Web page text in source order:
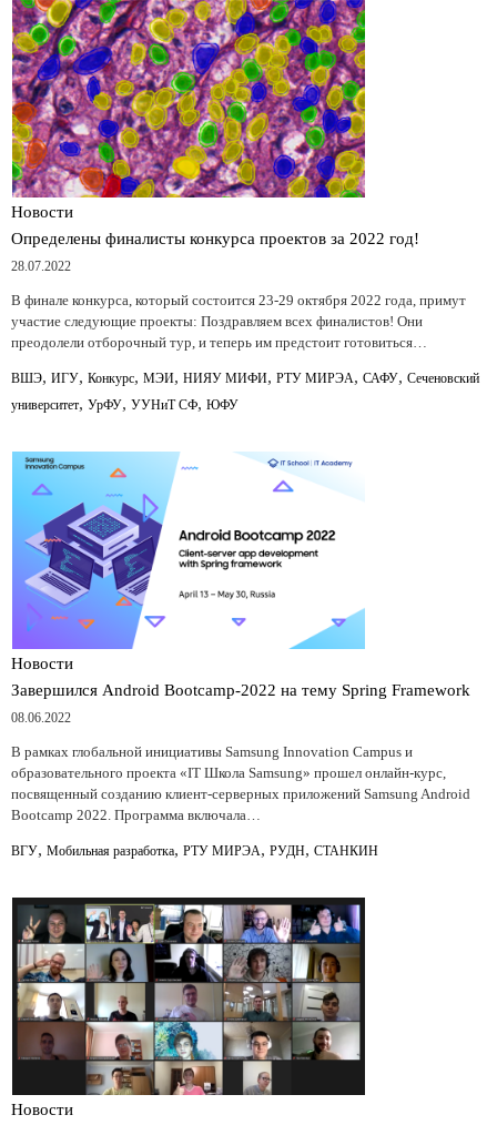
Новости
Определены финалисты конкурса проектов за 2022 год!
28.07.2022
В финале конкурса, который состоится 23-29 октября 2022 года, примут
участие следующие проекты: Поздравляем всех финалистов! Они
преодолели отборочный тур, и теперь им предстоит готовиться…
ВШЭ, ИГУ, Конкурс, МЭИ, НИЯУ МИФИ, РТУ МИРЭА, САФУ, Сеченовский
университет, УрФУ, УУНиТ СФ, ЮФУ
Новости
Завершился Android Bootcamp-2022 на тему Spring Framework
08.06.2022
В рамках глобальной инициативы Samsung Innovation Campus и
образовательного проекта «IT Школа Samsung» прошел онлайн-курс,
посвященный созданию клиент-серверных приложений Samsung Android
Bootcamp 2022. Программа включала…
ВГУ, Мобильная разработка, РТУ МИРЭА, РУДН, СТАНКИН
Новости